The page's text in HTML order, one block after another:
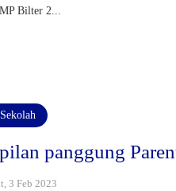
Bilter 2...
panggung
3 Feb 2023